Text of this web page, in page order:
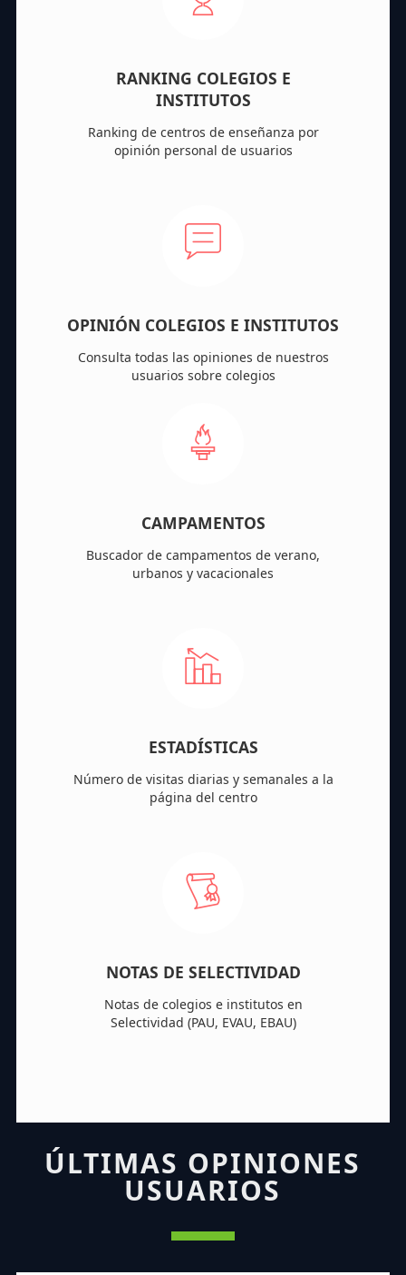
RANKING COLEGIOS E
INSTITUTOS
Ranking de centros de enseñanza por
opinión personal de usuarios
OPINIÓN COLEGIOS E INSTITUTOS
Consulta todas las opiniones de nuestros
usuarios sobre colegios
CAMPAMENTOS
Buscador de campamentos de verano,
urbanos y vacacionales
ESTADÍSTICAS
Número de visitas diarias y semanales a la
página del centro
NOTAS DE SELECTIVIDAD
Notas de colegios e institutos en
Selectividad (PAU, EVAU, EBAU)
ÚLTIMAS OPINIONES
USUARIOS